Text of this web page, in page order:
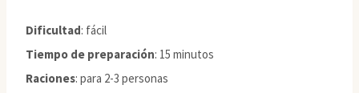
Dificultad: fácil
Tiempo de preparación: 15 minutos
Raciones: para 2-3 personas